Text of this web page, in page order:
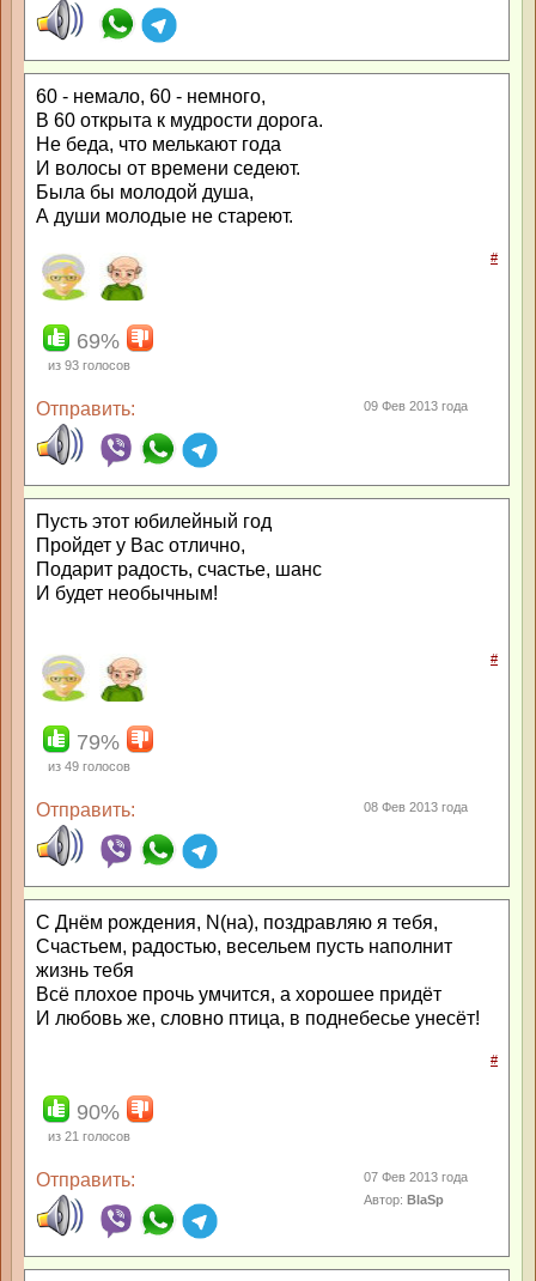
60 - немало, 60 - немного,
В 60 открыта к мудрости дорога.
Не беда, что мелькают года
И волосы от времени седеют.
Была бы молодой душа,
А души молодые не стареют.
#
69%
из 93 голосов
Отправить: 09 Фев 2013 года
Пусть этот юбилейный год
Пройдет у Вас отлично,
Подарит радость, счастье, шанс
И будет необычным!
#
79%
из 49 голосов
Отправить: 08 Фев 2013 года
С Днём рождения, N(на), поздравляю я тебя,
Счастьем, радостью, весельем пусть наполнит
жизнь тебя
Всё плохое прочь умчится, а хорошее придёт
И любовь же, словно птица, в поднебесье унесёт!
#
90%
из 21 голосов
Отправить:
07 Фев 2013 года
Автор:BlaSp